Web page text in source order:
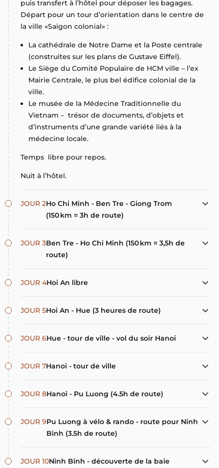
puis transfert à l’hôtel pour déposer les bagages.
Départ pour un tour d’orientation dans le centre de
la ville «Saigon colonial» :
La cathédrale de Notre Dame et la Poste centrale
(construites sur les plans de Gustave Eiffel).
Le Siège du Comité Populaire de HCM ville – l’ex
Mairie Centrale, le plus bel édifice colonial de la
ville.
Le musée de la Médecine Traditionnelle du
Vietnam – trésor de documents, d’objets et
d’instruments d’une grande variété liés à la
médecine locale.
Temps libre pour repos.
Nuit à l’hôtel.
JOUR 2Ho Chi Minh - Ben Tre - Giong Trom
(150 km ≈ 3h de route)
JOUR 3Ben Tre - Ho Chi Minh (150 km ≈ 3,5h de
route)
JOUR 4Hoi An libre
JOUR 5Hoi An - Hue (3 heures de route)
JOUR 6Hue - tour de ville - vol du soir Hanoi
JOUR 7Hanoi - tour de ville
JOUR 8Hanoi - Pu Luong (4.5h de route)
JOUR 9Pu Luong à vélo & rando - route pour Ninh
Binh (3.5h de route)
JOUR 10Ninh Binh - découverte de la baie